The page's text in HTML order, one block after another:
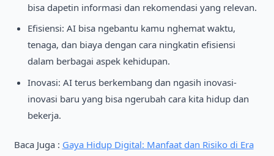
bisa dapetin informasi dan rekomendasi yang relevan.
Efisiensi: AI bisa ngebantu kamu nghemat waktu,
tenaga, dan biaya dengan cara ningkatin efisiensi
dalam berbagai aspek kehidupan.
Inovasi: AI terus berkembang dan ngasih inovasi-
inovasi baru yang bisa ngerubah cara kita hidup dan
bekerja.
Baca Juga : Gaya Hidup Digital: Manfaat dan Risiko di Era